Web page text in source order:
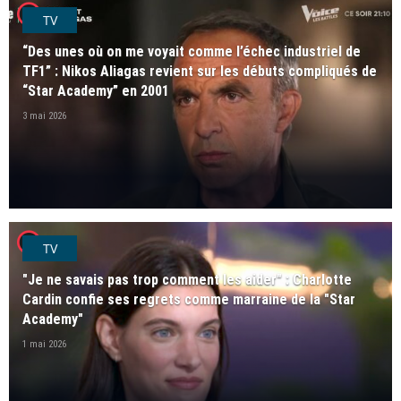
player2TV
“Des unes où on me voyait comme l’échec industriel de
TF1” : Nikos Aliagas revient sur les débuts compliqués de
“Star Academy” en 2001
3 mai 2026
player2TV
"Je ne savais pas trop comment les aider" : Charlotte
Cardin confie ses regrets comme marraine de la "Star
Academy"
1 mai 2026